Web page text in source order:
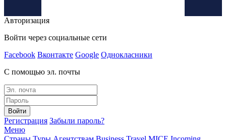
Авторизация
Войти через социальные сети
Facebook Вконтакте Google Однокласники
С помощью эл. почты
Войти
Регистрация Забыли пароль?
Меню